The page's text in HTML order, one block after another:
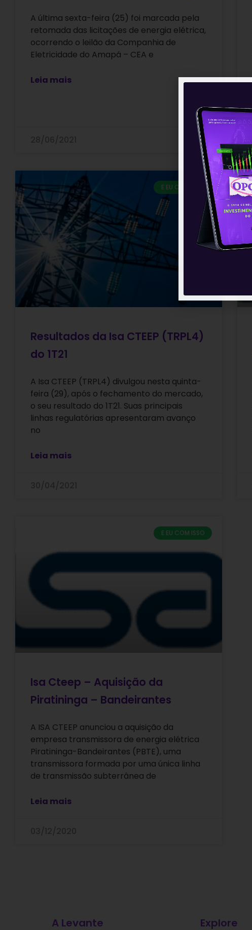
A última sexta-feira (25) foi marcada pela
retomada das licitações de energia elétrica,
ocorrendo o leilão da Companhia de
Eletricidade do Amapá – CEA e
Leia mais
E EU COM ISSO
Resultados da Isa CTEEP (TRPL4)
do 1T21
A Isa CTEEP (TRPL4) divulgou nesta quinta-
feira (29), após o fechamento do mercado,
o seu resultado do 1T21. Suas principais
linhas regulatórias apresentaram avanço
no
Leia mais
E EU COM ISSO
Isa Cteep – Aquisição da
Piratininga – Bandeirantes
A ISA CTEEP anunciou a aquisição da
empresa transmissora de energia elétrica
Piratininga-Bandeirantes (PBTE), uma
transmissora formada por uma única linha
de transmissão subterrânea de
Leia mais
A Levante Explore